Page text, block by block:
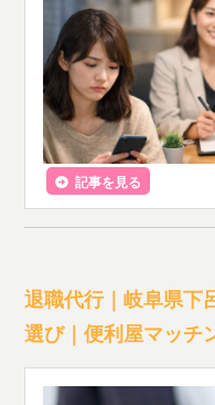
記事を見る
退職代行｜岐阜県下
選び｜便利屋マッチ